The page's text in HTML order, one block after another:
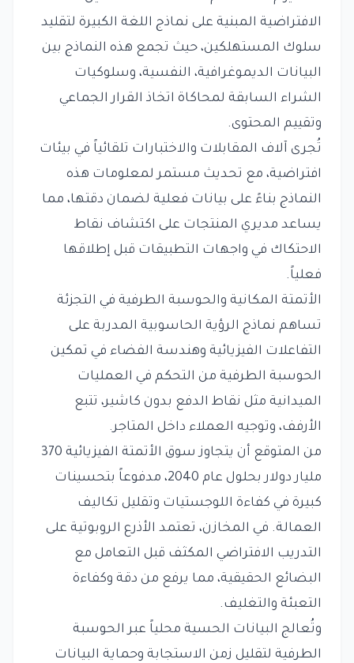
الافتراضية المبنية على نماذج اللغة الكبيرة لتقليد
سلوك المستهلكين، حيث تجمع هذه النماذج بين
البيانات الديموغرافية، النفسية، وسلوكيات
الشراء السابقة لمحاكاة اتخاذ القرار الجماعي
وتقييم المحتوى.
تُجرى آلاف المقابلات والاختبارات تلقائياً في بيئات
افتراضية، مع تحديث مستمر لمعلومات هذه
النماذج بناءً على بيانات فعلية لضمان دقتها، مما
يساعد مديري المنتجات على اكتشاف نقاط
الاحتكاك في واجهات التطبيقات قبل إطلاقها
فعلياً.
الأتمتة المكانية والحوسبة الطرفية في التجزئة
تساهم نماذج الرؤية الحاسوبية المدربة على
التفاعلات الفيزيائية وهندسة الفضاء في تمكين
الحوسبة الطرفية من التحكم في العمليات
الميدانية مثل نقاط الدفع بدون كاشير، تتبع
الأرفف، وتوجيه العملاء داخل المتاجر.
من المتوقع أن يتجاوز سوق الأتمتة الفيزيائية 370
مليار دولار بحلول عام 2040، مدفوعاً بتحسينات
كبيرة في كفاءة اللوجستيات وتقليل تكاليف
العمالة. في المخازن، تعتمد الأذرع الروبوتية على
التدريب الافتراضي المكثف قبل التعامل مع
البضائع الحقيقية، مما يرفع من دقة وكفاءة
التعبئة والتغليف.
وتُعالج البيانات الحسية محلياً عبر الحوسبة
الطرفية لتقليل زمن الاستجابة وحماية البيانات